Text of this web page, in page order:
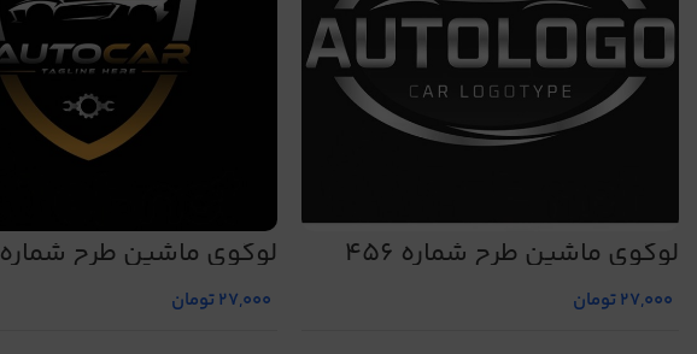
لوگوی ماشین طرح شماره 456
27,000تومان
لوگوی ماشین طرح شماره 450
27,000تومان